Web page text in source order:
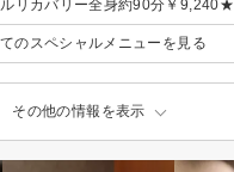
リカバリー全身約90分￥9,240★
のスペシャルメニューを見る
その他の情報を表示